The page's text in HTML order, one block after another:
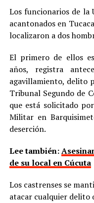
Los funcionarios de la
acantonados en
localizaron a dos
El primero de ellos
años, registra
agavillamiento, delito
Tribunal Segundo de
que está solicitado
Militar en
deserción.
Lee también:
de su local en Cúcuta
Los castrenses se
atacar cualquier delito